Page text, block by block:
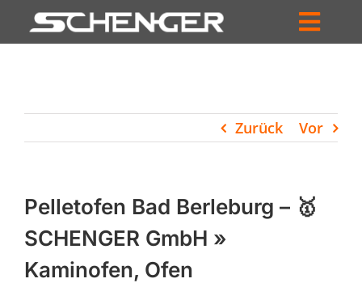
Inhalt
HÄNDLERSUCHE
UNTERNEHMEN
PROFIL
Zurück Vor
Pelletofen Bad Berleburg – 🥇
SCHENGER GmbH »
Kaminofen, Ofen